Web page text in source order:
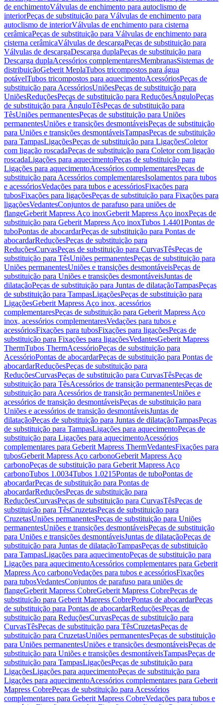
de enchimentoVálvulas de enchimento para autoclismo de
interiorPeças de substituição para Válvulas de enchimento para
autoclismo de interiorVálvulas de enchimento para cisterna
cerâmicaPeças de substituição para Válvulas de enchimento para
cisterna cerâmicaVálvulas de descargaPeças de substituição para
Válvulas de descargaDescarga duplaPeças de substituição para
Descarga duplaAcessórios complementaresMembranasSistemas de
distribuiçãoGeberit MeplaTubos tricompostos para água
potávelTubos tricompostos para aquecimentoAcessóriosPeças de
substituição para AcessóriosUniõesPeças de substituição para
UniõesReduçõesPeças de substituição para ReduçõesÂnguloPeças
de substituição para ÂnguloTêsPeças de substituição para
TêsUniões permanentesPeças de substituição para Uniões
permanentesUniões e transições desmontáveisPeças de substituição
para Uniões e transições desmontáveisTampasPeças de substituição
para TampasLigaçõesPeças de substituição para LigaçõesColetor
com ligação roscadaPeças de substituição para Coletor com ligação
roscadaLigações para aquecimentoPeças de substituição para
Ligações para aquecimentoAcessórios complementaresPeças de
substituição para Acessórios complementaresIsolamentos para tubos
e acessóriosVedações para tubos e acessóriosFixações para
tubosFixações para ligaçõesPeças de substituição para Fixações para
ligaçõesVedantesConjuntos de parafuso para uniões de
flangeGeberit Mapress Aço inoxGeberit Mapress Aço inoxPeças de
substituição para Geberit Mapress Aço inoxTubos 1.4401Pontas de
tuboPontas de abocardarPeças de substituição para Pontas de
abocardarReduçõesPeças de substituição para
ReduçõesCurvasPeças de substituição para CurvasTêsPeças de
substituição para TêsUniões permanentesPeças de substituição para
Uniões permanentesUniões e transições desmontáveisPeças de
substituição para Uniões e transições desmontáveisJuntas de
dilataçãoPeças de substituição para Juntas de dilataçãoTampasPeças
de substituição para TampasLigaçõesPeças de substituição para
LigaçõesGeberit Mapress Aço inox, acessórios
complementaresPeças de substituição para Geberit Mapress Aço
inox, acessórios complementaresVedações para tubos e
acessóriosFixações para tubosFixações para ligaçõesPeças de
substituição para Fixações para ligaçõesVedantesGeberit Mapress
ThermTubos ThermAcessórioPeças de substituição para
AcessórioPontas de abocardarPeças de substituição para Pontas de
abocardarReduçõesPeças de substituição para
ReduçõesCurvasPeças de substituição para CurvasTêsPeças de
substituição para TêsAcessórios de transição permanentesPeças de
substituição para Acessórios de transição permanentesUniões e
acessórios de transição desmontáveisPeças de substituição para
Uniões e acessórios de transição desmontáveisJuntas de
dilataçãoPeças de substituição para Juntas de dilataçãoTampasPeças
de substituição para TampasLigações para aquecimentoPeças de
substituição para Ligações para aquecimentoAcessórios
complementares para Geberit Mapress ThermVedantesFixações para
tubosGeberit Mapress Aço carbonoGeberit Mapress Aço
carbonoPeças de substituição para Geberit Mapress Aço
carbonoTubos 1.0034Tubos 1.0215Pontas de tuboPontas de
abocardarPeças de substituição para Pontas de
abocardarReduçõesPeças de substituição para
ReduçõesCurvasPeças de substituição para CurvasTêsPeças de
substituição para TêsCruzetasPeças de substituição para
CruzetasUniões permanentesPeças de substituição para Uniões
permanentesUniões e transições desmontáveisPeças de substituição
para Uniões e transições desmontáveisJuntas de dilataçãoPeças de
substituição para Juntas de dilataçãoTampasPeças de substituição
para TampasLigações para aquecimentoPeças de substituição para
Ligações para aquecimentoAcessórios complementares para Geberit
Mapress Aço carbonoVedações para tubos e acessóriosFixações
para tubosVedantesConjuntos de parafuso para uniões de
flangeGeberit Mapress CobreGeberit Mapress CobrePeças de
substituição para Geberit Mapress CobrePontas de abocardarPeças
de substituição para Pontas de abocardarReduçõesPeças de
substituição para ReduçõesCurvasPeças de substituição para
CurvasTêsPeças de substituição para TêsCruzetasPeças de
substituição para CruzetasUniões permanentesPeças de substituição
para Uniões permanentesUniões e transições desmontáveisPeças de
substituição para Uniões e transições desmontáveisTampasPeças de
substituição para TampasLigaçõesPeças de substituição para
LigaçõesLigações para aquecimentoPeças de substituição para
Ligações para aquecimentoAcessórios complementares para Geberit
Mapress CobrePeças de substituição para Acessórios
complementares para Geberit Mapress CobreVedações para tubos e